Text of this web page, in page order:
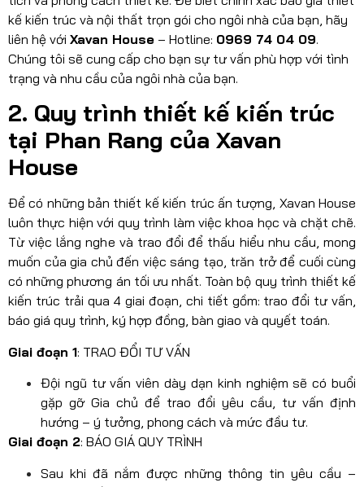
kế kiến trúc và nội thất trọn gói cho ngôi nhà của bạn, hãy
liên hệ với Xavan House – Hotline: 0969 74 04 09.
Chúng tôi sẽ cung cấp cho bạn sự tư vấn phù hợp với tình
trạng và nhu cầu của ngôi nhà của bạn.
2. Quy trình thiết kế kiến trúc
tại Phan Rang của Xavan
House
Để có những bản thiết kế kiến trúc ấn tượng, Xavan House
luôn thực hiện với quy trình làm việc khoa học và chặt chẽ.
Từ việc lắng nghe và trao đổi để thấu hiểu nhu cầu, mong
muốn của gia chủ đến việc sáng tạo, trăn trở để cuối cùng
có những phương án tối ưu nhất. Toàn bộ quy trình thiết kế
kiến trúc trải qua 4 giai đoạn, chi tiết gồm: trao đổi tư vấn,
báo giá quy trình, ký hợp đồng, bàn giao và quyết toán.
Giai đoạn 1: TRAO ĐỔI TƯ VẤN
Đội ngũ tư vấn viên dày dạn kinh nghiệm sẽ có buổi
gặp gỡ Gia chủ để trao đổi yêu cầu, tư vấn định
hướng – ý tưởng, phong cách và mức đầu tư.
Giai đoạn 2: BÁO GIÁ QUY TRÌNH
Sau khi đã nắm được những thông tin yêu cầu –